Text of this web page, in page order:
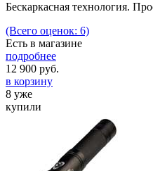
Бескаркасная технология.
(Всего оценок: 6)
Есть в магазине
подробнее
12 900 руб.
в корзину
8 уже
купили